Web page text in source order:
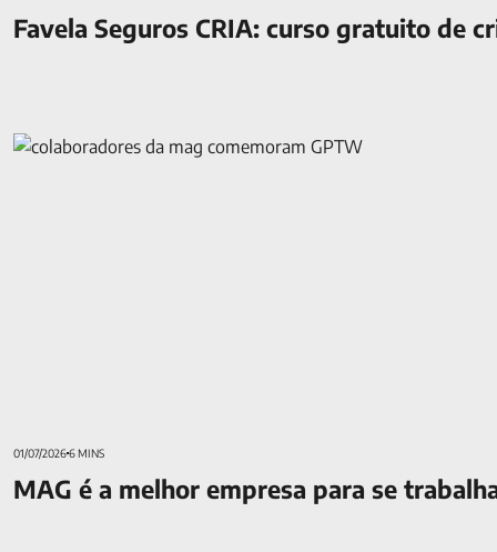
Favela Seguros CRIA: curso gratuito de
MAG é a melhor empresa para se trabalhar no Rio de Janeiro
01/07/20266 MINS
MAG é a melhor empresa para se